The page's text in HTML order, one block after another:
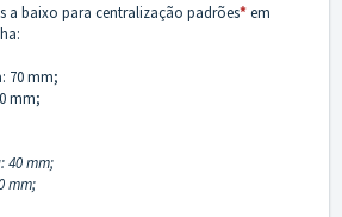
a baixo para centralização padrões*em
70 mm;
mm;
40 mm;
mm;